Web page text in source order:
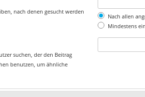
nach denen gesucht werden
Nach allen
Mindestens
suchen, der den Beitrag
benutzen, um ähnliche